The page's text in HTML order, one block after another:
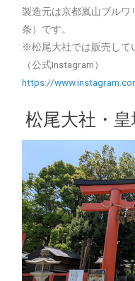
製造元は京都嵐山ブルワ
条）です。
※松尾大社では販売して
（公式Instagram）
https://
松尾大社・